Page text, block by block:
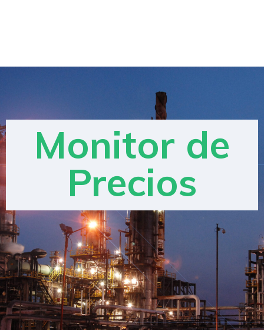
Monitor de
Precios